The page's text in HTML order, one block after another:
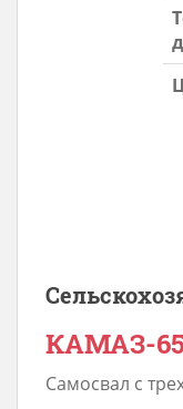
КАМАЗ-
Самосвал с